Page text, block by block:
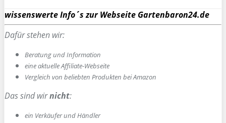
wissenswerte Info´s zur Webseite Gartenbaron24.de
Dafür stehen wir:
Beratung und Information
eine aktuelle Affiliate-Webseite
Vergleich von beliebten Produkten bei Amazon
Das sind wirnicht:
ein Verkäufer und Händler